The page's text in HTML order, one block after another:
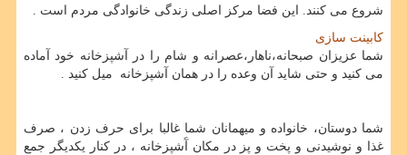
شروع می کنند. این فضا مرکز اصلی زندگی خانوادگی مردم است .
کابینت سازی
شما عزیزان صبحانه،ناهار،عصرانه و شام را در آشپزخانه خود آماده
می کنید و حتی شاید آن وعده را در همان آشپزخانه میل کنید .
شما دوستان، خانواده و میهمانان شما غالبا برای حرف زدن ، صرف
غذا و نوشیدنی و پخت و پز در مکان آَشپزخانه ، در کنار یکدیگر جمع